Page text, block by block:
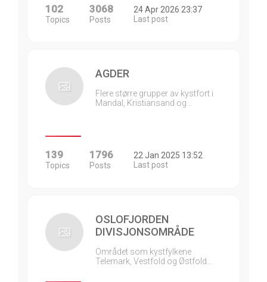
102
Topics
3068
Posts
24 Apr 2026 23:37
Last post
AGDER
Flere større grupper av kystfort i
Mandal, Kristiansand og…
139
Topics
1796
Posts
22 Jan 2025 13:52
Last post
OSLOFJORDEN
DIVISJONSOMRÅDE
Området som kystfylkene
Telemark, Vestfold og Østfold…